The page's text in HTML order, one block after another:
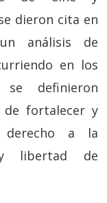
dieron cita en
análisis de
en los
definieron
fortalecer y
a la
y libertad de